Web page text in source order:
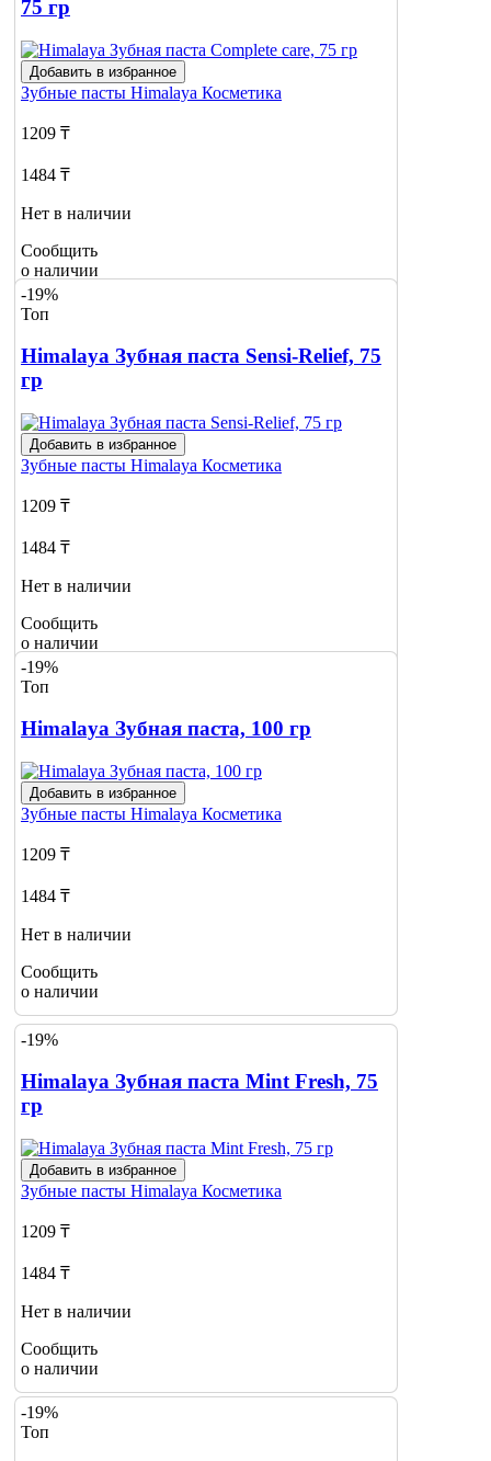
75 гр
Добавить в избранное
Зубные пасты Himalaya Косметика
1209 ₸
1484 ₸
Нет в наличии
Сообщить
о наличии
-19%
Топ
Himalaya Зубная паста Sensi-Relief, 75
гр
Добавить в избранное
Зубные пасты Himalaya Косметика
1209 ₸
1484 ₸
Нет в наличии
Сообщить
о наличии
-19%
Топ
Himalaya Зубная паста, 100 гр
Добавить в избранное
Зубные пасты Himalaya Косметика
1209 ₸
1484 ₸
Нет в наличии
Сообщить
о наличии
-19%
Himalaya Зубная паста Mint Fresh, 75
гр
Добавить в избранное
Зубные пасты Himalaya Косметика
1209 ₸
1484 ₸
Нет в наличии
Сообщить
о наличии
-19%
Топ